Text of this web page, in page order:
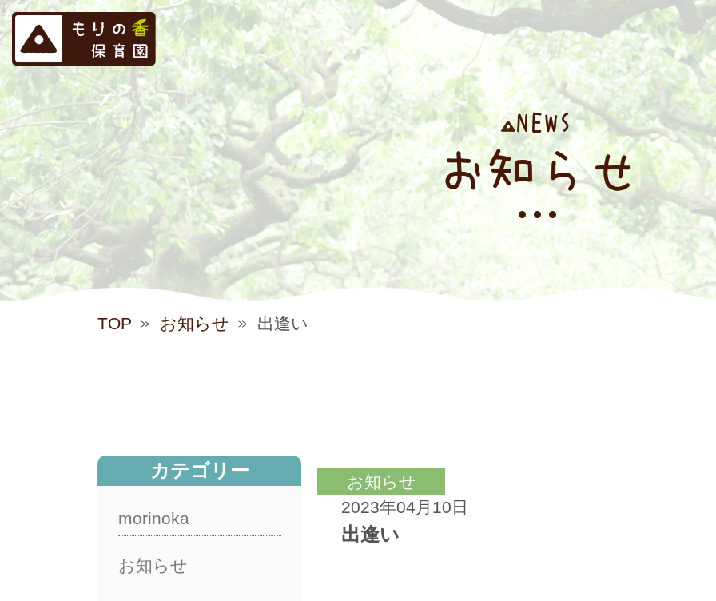
NEWS
お知らせ
TOP お知らせ 出逢い
お知らせ
2023年04月10日
出逢い
カテゴリー
morinoka
お知らせ